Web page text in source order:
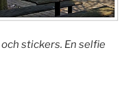
stickers. En selfie